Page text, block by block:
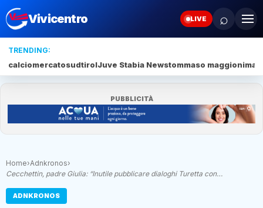
Vivicentro LIVE ⌕
TRENDING:
calciomercatosudtirolJuve Stabia Newstommaso maggioni
PUBBLICITÀ
Home›Adnkronos›
Cecchettin, padre Giulia: “Inutile pubblicare dialoghi Turetta con…
ADNKRONOS